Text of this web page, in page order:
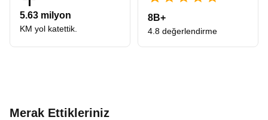
5.63 milyon
KM yol katettik.
8B+
4.8 değerlendirme
Merak Ettikleriniz